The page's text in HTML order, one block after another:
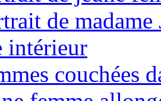
de madame
intérieur
couchées